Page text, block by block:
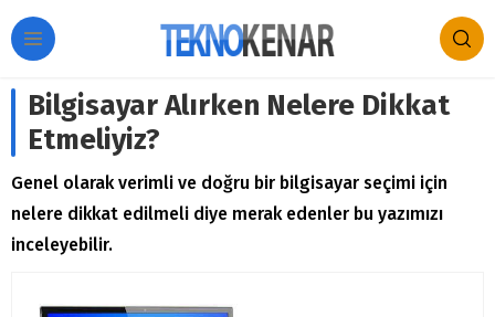
Bilgisayar Alırken Nelere Dikkat
Etmeliyiz?
Genel olarak verimli ve doğru bir bilgisayar seçimi için
nelere dikkat edilmeli diye merak edenler bu yazımızı
inceleyebilir.